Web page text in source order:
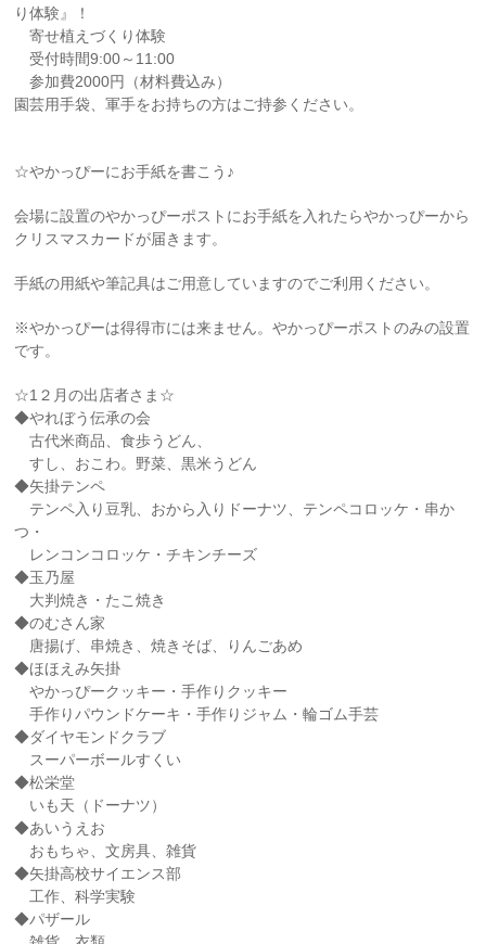
り体験』！
寄せ植えづくり体験
受付時間9:00～11:00
参加費2000円（材料費込み）
園芸用手袋、軍手をお持ちの方はご持参ください。
☆やかっぴーにお手紙を書こう♪
会場に設置のやかっぴーポストにお手紙を入れたらやかっぴーから
クリスマスカードが届きます。
手紙の用紙や筆記具はご用意していますのでご利用ください。
※やかっぴーは得得市には来ません。やかっぴーポストのみの設置
です。
☆1２月の出店者さま☆
◆やれぼう伝承の会
古代米商品、食歩うどん、
すし、おこわ。野菜、黒米うどん
◆矢掛テンペ
テンペ入り豆乳、おから入りドーナツ、テンペコロッケ・串か
つ・
レンコンコロッケ・チキンチーズ
◆玉乃屋
大判焼き・たこ焼き
◆のむさん家
唐揚げ、串焼き、焼きそば、りんごあめ
◆ほほえみ矢掛
やかっぴークッキー・手作りクッキー
手作りパウンドケーキ・手作りジャム・輪ゴム手芸
◆ダイヤモンドクラブ
スーパーボールすくい
◆松栄堂
いも天（ドーナツ）
◆あいうえお
おもちゃ、文房具、雑貨
◆矢掛高校サイエンス部
工作、科学実験
◆パザール